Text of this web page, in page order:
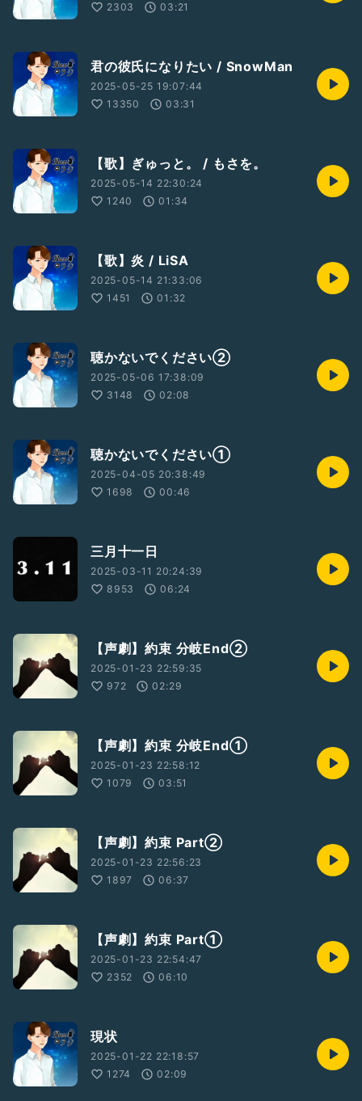
2303
03:21
君の彼氏になりたい / SnowMan
2025-05-25 19:07:44
13350
03:31
【歌】ぎゅっと。 / もさを。
2025-05-14 22:30:24
1240
01:34
【歌】炎 / LiSA
2025-05-14 21:33:06
1451
01:32
聴かないでください②
2025-05-06 17:38:09
3148
02:08
聴かないでください①
2025-04-05 20:38:49
1698
00:46
三月十一日
2025-03-11 20:24:39
8953
06:24
【声劇】約束 分岐End②
2025-01-23 22:59:35
972
02:29
【声劇】約束 分岐End①
2025-01-23 22:58:12
1079
03:51
【声劇】約束 Part②
2025-01-23 22:56:23
1897
06:37
【声劇】約束 Part①
2025-01-23 22:54:47
2352
06:10
現状
2025-01-22 22:18:57
1274
02:09